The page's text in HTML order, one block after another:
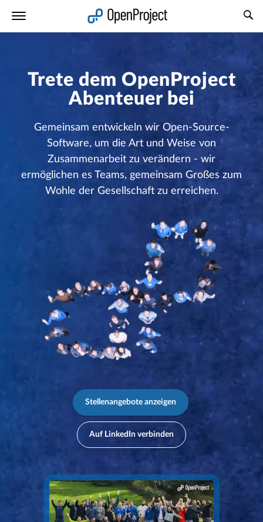
Trete dem OpenProject
Abenteuer bei
Gemeinsam entwickeln wir Open-Source-
Software, um die Art und Weise von
Zusammenarbeit zu verändern - wir
ermöglichen es Teams, gemeinsam Großes zum
Wohle der Gesellschaft zu erreichen.
Stellenangebote anzeigen
Auf LinkedIn verbinden
Link in neuem Tab öffnen